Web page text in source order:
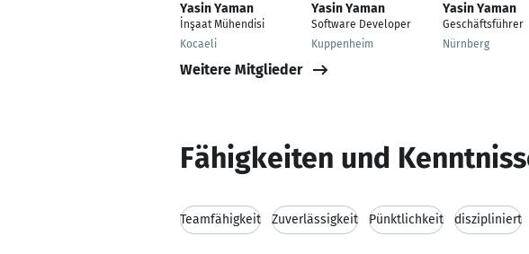
Yasin Yaman
İnşaat Mühendisi
Kocaeli
Yasin Yaman
Software Developer
Kuppenheim
Yasin Yaman
Geschäftsführer
Nürnberg
Weitere Mitglieder
Fähigkeiten und
Teamfähigkeit Zuverlässigkeit Pünktlichkeit diszipliniert